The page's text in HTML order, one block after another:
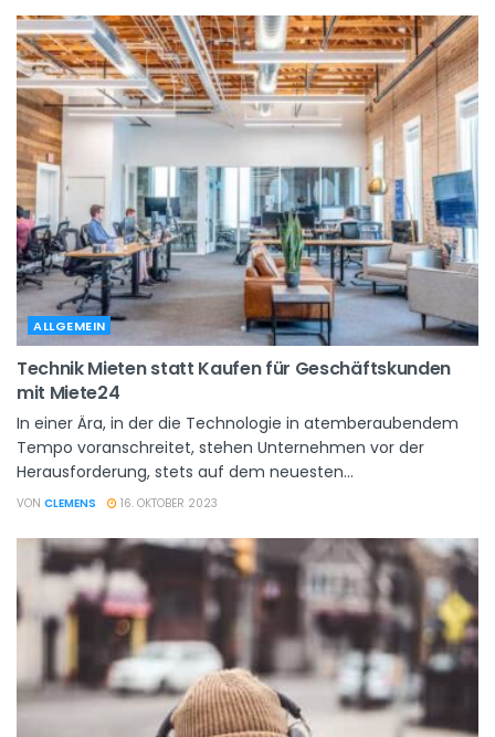
ALLGEMEIN
Technik Mieten statt Kaufen für Geschäftskunden
mit Miete24
In einer Ära, in der die Technologie in atemberaubendem
Tempo voranschreitet, stehen Unternehmen vor der
Herausforderung, stets auf dem neuesten...
VON CLEMENS 16. OKTOBER 2023